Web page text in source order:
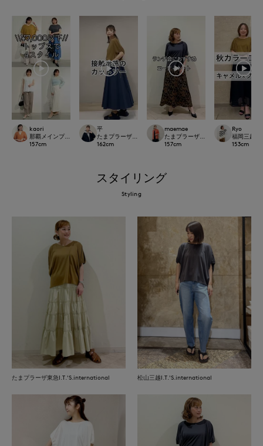
kaori
那覇メインプレイスI.T.'S.international
157cm
平
たまプラーザ東急I.T.'S.international
162cm
maemae
たまプラーザ東急I.T.'S.international
157cm
Ryo
福岡三越
153cm
スタイリング
Styling
たまプラーザ東急I.T.'S.international 松山三越I.T.'S.international